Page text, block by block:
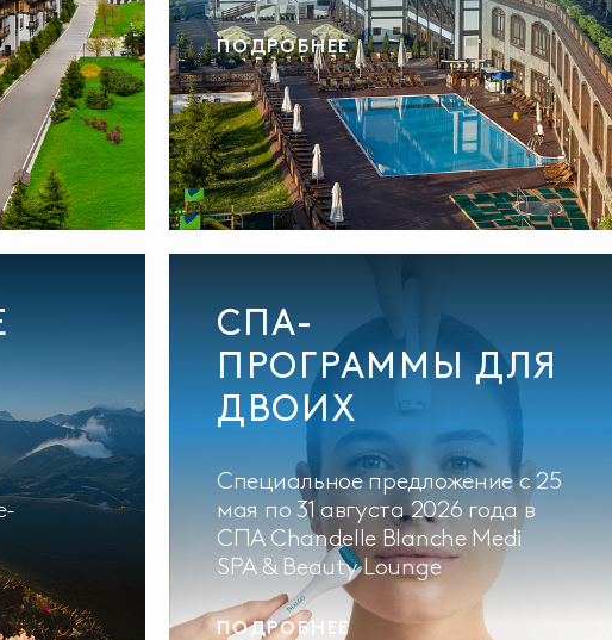
ПОДРОБНЕЕ
СПА-
ПРОГРАММЫ ДЛЯ
ДВОИХ
Специальное предложение с 25
мая по 31 августа 2026 года в
СПА Chandelle Blanche Medi
SPA & Beauty Lounge
ПОДРОБНЕЕ